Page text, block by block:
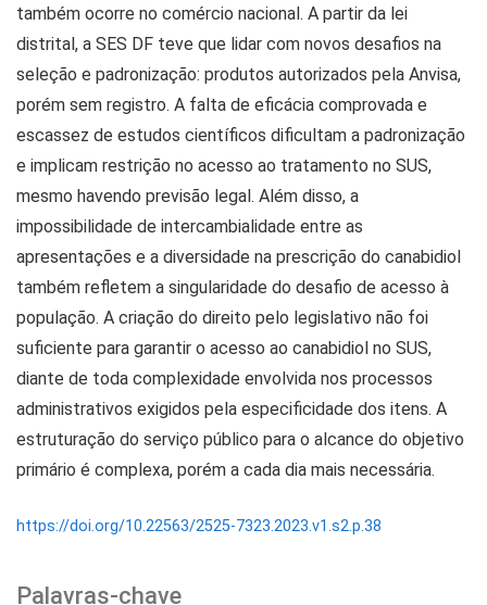
Palavras-chave
também ocorre no comércio nacional. A partir da lei
distrital, a SES DF teve que lidar com novos desafios na
seleção e padronização: produtos autorizados pela Anvisa,
porém sem registro. A falta de eficácia comprovada e
escassez de estudos científicos dificultam a padronização
e implicam restrição no acesso ao tratamento no SUS,
mesmo havendo previsão legal. Além disso, a
impossibilidade de intercambialidade entre as
apresentações e a diversidade na prescrição do canabidiol
também refletem a singularidade do desafio de acesso à
população. A criação do direito pelo legislativo não foi
suficiente para garantir o acesso ao canabidiol no SUS,
diante de toda complexidade envolvida nos processos
administrativos exigidos pela especificidade dos itens. A
estruturação do serviço público para o alcance do objetivo
primário é complexa, porém a cada dia mais necessária.
https://doi.org/10.22563/2525-7323.2023.v1.s2.p.38